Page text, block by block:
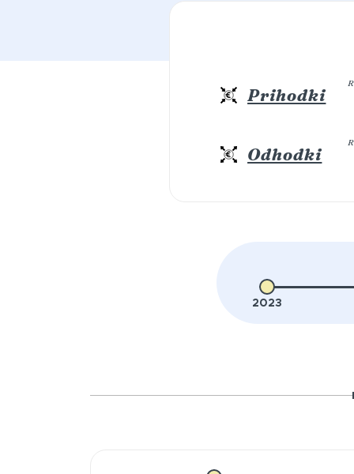
Prihodki
Odhodki
2023